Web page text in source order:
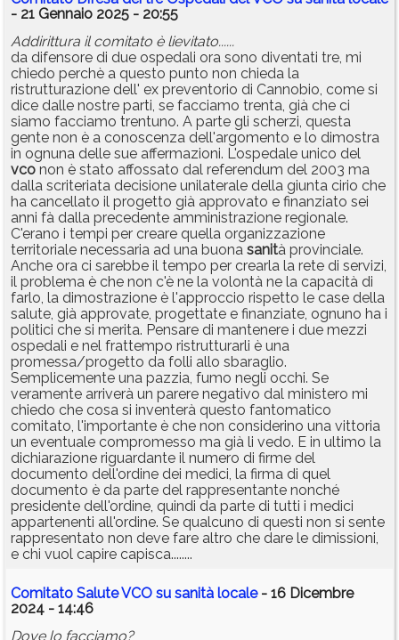
- 21 Gennaio 2025 - 20:55
Addirittura il comitato è lievitato......
da difensore di due ospedali ora sono diventati tre, mi
chiedo perchè a questo punto non chieda la
ristrutturazione dell' ex preventorio di Cannobio, come si
dice dalle nostre parti, se facciamo trenta, già che ci
siamo facciamo trentuno. A parte gli scherzi, questa
gente non è a conoscenza dell'argomento e lo dimostra
in ognuna delle sue affermazioni. L'ospedale unico del
vco non è stato affossato dal referendum del 2003 ma
dalla scriteriata decisione unilaterale della giunta cirio che
ha cancellato il progetto già approvato e finanziato sei
anni fà dalla precedente amministrazione regionale.
C'erano i tempi per creare quella organizzazione
territoriale necessaria ad una buona sanità provinciale.
Anche ora ci sarebbe il tempo per crearla la rete di servizi,
il problema è che non c'è ne la volontà ne la capacità di
farlo, la dimostrazione è l'approccio rispetto le case della
salute, già approvate, progettate e finanziate, ognuno ha i
politici che si merita. Pensare di mantenere i due mezzi
ospedali e nel frattempo ristrutturarli è una
promessa/progetto da folli allo sbaraglio.
Semplicemente una pazzia, fumo negli occhi. Se
veramente arriverà un parere negativo dal ministero mi
chiedo che cosa si inventerà questo fantomatico
comitato, l'importante è che non considerino una vittoria
un eventuale compromesso ma già li vedo. E in ultimo la
dichiarazione riguardante il numero di firme del
documento dell'ordine dei medici, la firma di quel
documento è da parte del rappresentante nonché
presidente dell'ordine, quindi da parte di tutti i medici
appartenenti all'ordine. Se qualcuno di questi non si sente
rappresentato non deve fare altro che dare le dimissioni,
e chi vuol capire capisca........
Comitato Salute VCO su sanità locale- 16 Dicembre
2024 - 14:46
Dove lo facciamo?